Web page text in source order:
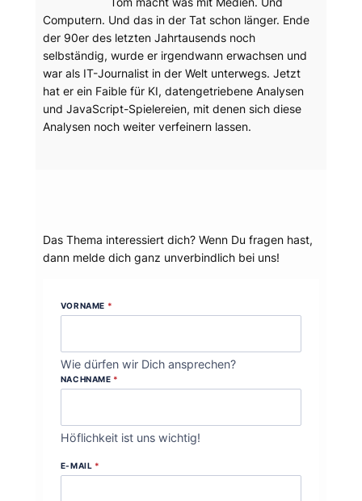
Computern. Und das in der Tat schon länger. Ende
der 90er des letzten Jahrtausends noch
selbständig, wurde er irgendwann erwachsen und
war als IT-Journalist in der Welt unterwegs. Jetzt
hat er ein Faible für KI, datengetriebene Analysen
und JavaScript-Spielereien, mit denen sich diese
Analysen noch weiter verfeinern lassen.
Das Thema interessiert dich? Wenn Du fragen hast,
dann melde dich ganz unverbindlich bei uns!
VORNAME *
Wie dürfen wir Dich ansprechen?
NACHNAME *
Höflichkeit ist uns wichtig!
E-MAIL *